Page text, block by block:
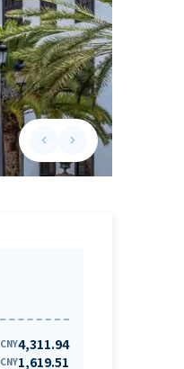
keyboard_arrow_leftPrevious slide
keyboard_arrow_rightNext slide
CNY4,311.94
CNY1,619.51